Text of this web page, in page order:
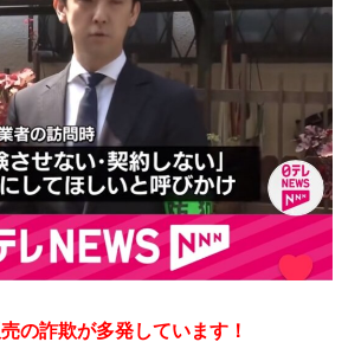
の詐欺が多発しています！